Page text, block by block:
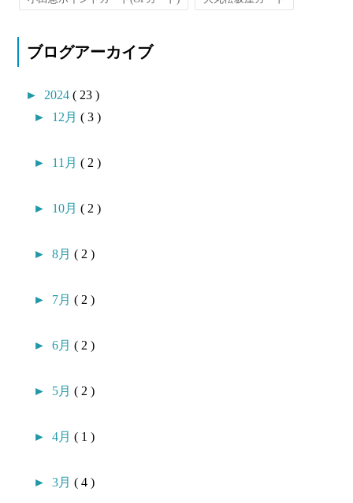
ブログアーカイブ
► 2024( 23 )
► 12月( 3 )
► 11月( 2 )
► 10月( 2 )
►8月( 2 )
► 7月( 2 )
►6月( 2 )
► 5月( 2 )
►4月( 1 )
►3月( 4 )